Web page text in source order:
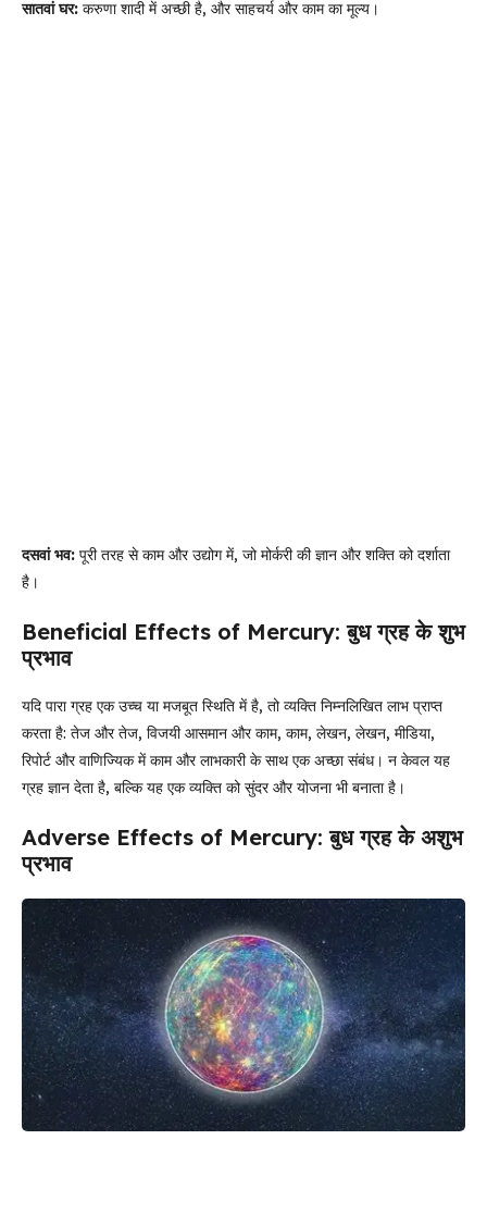
सातवां घर: करुणा शादी में अच्छी है, और साहचर्य और काम का मूल्य।
दसवां भव: पूरी तरह से काम और उद्योग में, जो मोर्करी की ज्ञान और शक्ति को दर्शाता
है।
Beneficial Effects of Mercury: बुध ग्रह के शुभ
प्रभाव
यदि पारा ग्रह एक उच्च या मजबूत स्थिति में है, तो व्यक्ति निम्नलिखित लाभ प्राप्त
करता है: तेज और तेज, विजयी आसमान और काम, काम, लेखन, लेखन, मीडिया,
रिपोर्ट और वाणिज्यिक में काम और लाभकारी के साथ एक अच्छा संबंध। न केवल यह
ग्रह ज्ञान देता है, बल्कि यह एक व्यक्ति को सुंदर और योजना भी बनाता है।
Adverse Effects of Mercury: बुध ग्रह के अशुभ
प्रभाव